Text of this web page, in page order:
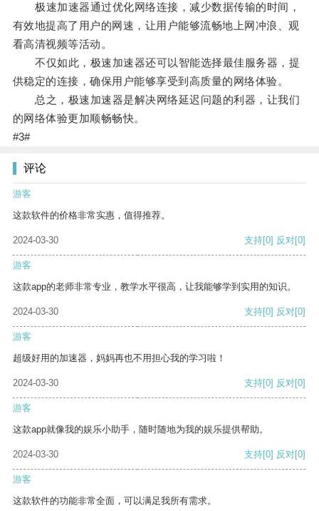
极速加速器通过优化网络连接，减少数据传输的时间，
有效地提高了用户的网速，让用户能够流畅地上网冲浪、观
看高清视频等活动。
不仅如此，极速加速器还可以智能选择最佳服务器，提
供稳定的连接，确保用户能够享受到高质量的网络体验。
总之，极速加速器是解决网络延迟问题的利器，让我们
的网络体验更加顺畅畅快。
#3#
评论
游客
这款软件的价格非常实惠，值得推荐。
2024-03-30 支持[0] 反对[0]
游客
这款app的老师非常专业，教学水平很高，让我能够学到实用的知识。
2024-03-30 支持[0] 反对[0]
游客
超级好用的加速器，妈妈再也不用担心我的学习啦！
2024-03-30 支持[0] 反对[0]
游客
这款app就像我的娱乐小助手，随时随地为我的娱乐提供帮助。
2024-03-30 支持[0] 反对[0]
游客
这款软件的功能非常全面，可以满足我所有需求。